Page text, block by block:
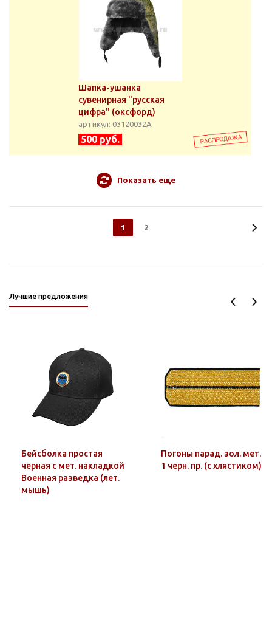
Шапка-ушанка
сувенирная "русская
цифра" (оксфорд)
артикул: 03120032А
500 руб.
Показать еще
1 2
Лучшие предложения
Бейсболка простая
черная с мет. накладкой
Военная разведка (лет.
мышь)
Погоны парад. зол. мет.
1 черн. пр. (с хлястиком)